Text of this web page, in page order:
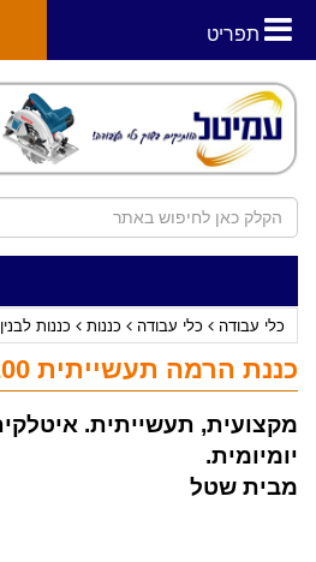
תפריט
כלי עבודה כלי עבודה כננות כננות לבנין
כננת הרמה תעשייתית 200 ק"ג SHATAL
יומיומית.
מבית שטל